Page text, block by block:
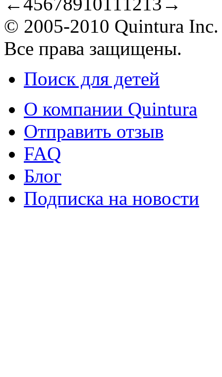
© 2005-2010 Quintura Inc.
Все права защищены.
Поиск для детей
О компании Quintura
Отправить отзыв
FAQ
Блог
Подписка на новости